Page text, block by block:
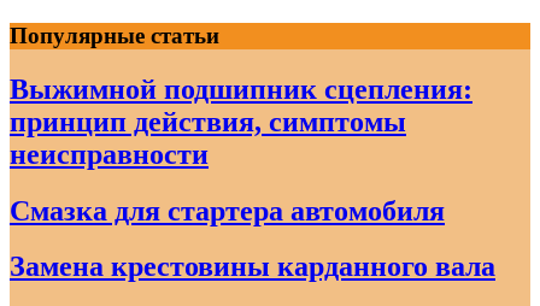
Skip
to
content
Популярные статьи
Выжимной подшипник сцепления:
принцип действия, симптомы
неисправности
Смазка для стартера автомобиля
Замена крестовины карданного вала